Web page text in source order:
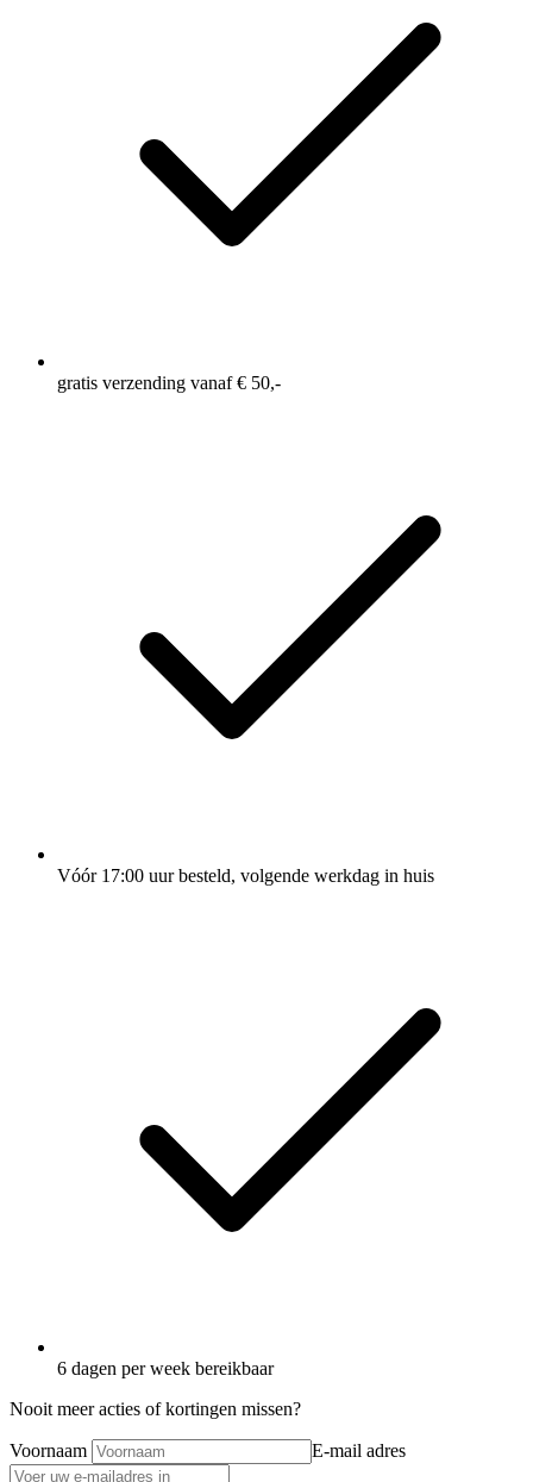
gratis verzending vanaf € 50,-
Vóór 17:00 uur besteld, volgende werkdag in huis
6 dagen per week bereikbaar
Nooit meer acties of kortingen missen?
Voornaam E-mail adres